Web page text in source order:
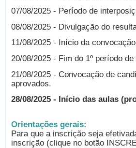
07/08/2025 - Período de
08/08/2025 - Divulgação do
11/08/2025 - Início da
20/08/2025 - Fim do 1º período
21/08/2025 - Convocação de
aprovados.
28/08/2025 - Início das aulas
Orientações gerais:
Para que a inscrição seja
inscrição (clique no botão